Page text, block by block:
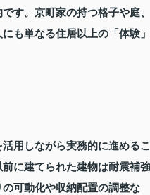
す。京町家の持つ格子や庭、
も単なる住居以上の「体験」
用しながら実務的に進めるこ
に建てられた建物は耐震補強
可動化や収納配置の調整な